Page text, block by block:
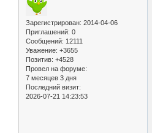
Зарегистрирован: 2014-04-06
Приглашений: 0
Сообщений: 12111
Уважение: +3655
Позитив: +4528
Провел на форуме:
7 месяцев 3 дня
Последний визит:
2026-07-21 14:23:53